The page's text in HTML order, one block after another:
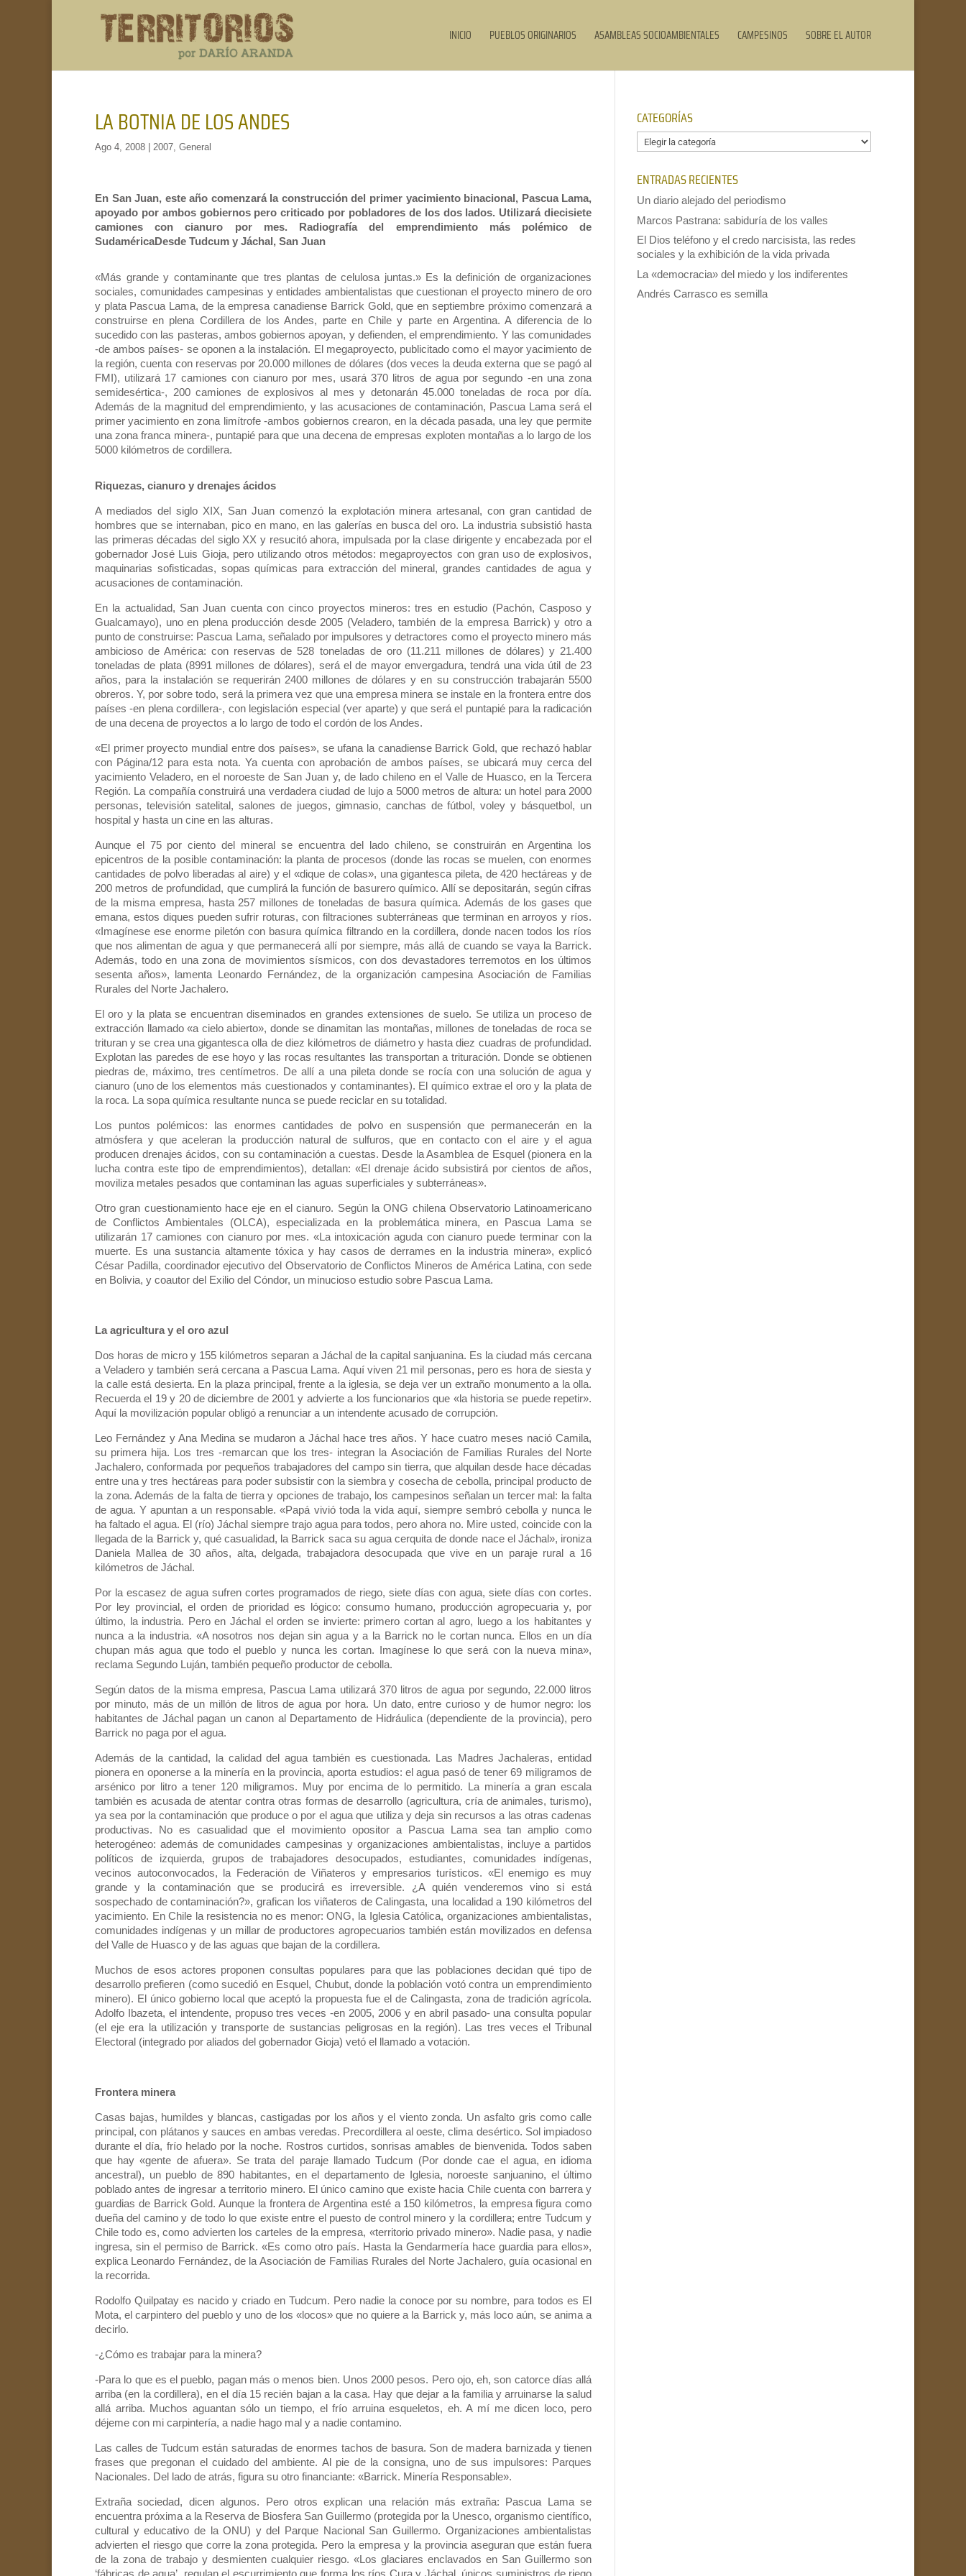
INICIO PUEBLOS ORIGINARIOS ASAMBLEAS SOCIOAMBIENTALES CAMPESINOS SOBRE EL AUTOR
LA BOTNIA DE LOS ANDES
Ago 4, 2008 2007, General
En San Juan, este año comenzará la construcción del primer yacimiento binacional, Pascua Lama,
apoyado por ambos gobiernos pero criticado por pobladores de los dos lados. Utilizará diecisiete
camiones con cianuro por mes. Radiografía del emprendimiento más polémico de
SudaméricaDesde Tudcum y Jáchal, San Juan
«Más grande y contaminante que tres plantas de celulosa juntas.» Es la definición de organizaciones
sociales, comunidades campesinas y entidades ambientalistas que cuestionan el proyecto minero de oro
y plata Pascua Lama, de la empresa canadiense Barrick Gold, que en septiembre próximo comenzará a
construirse en plena Cordillera de los Andes, parte en Chile y parte en Argentina. A diferencia de lo
sucedido con las pasteras, ambos gobiernos apoyan, y defienden, el emprendimiento. Y las comunidades
-de ambos países- se oponen a la instalación. El megaproyecto, publicitado como el mayor yacimiento de
la región, cuenta con reservas por 20.000 millones de dólares (dos veces la deuda externa que se pagó al
FMI), utilizará 17 camiones con cianuro por mes, usará 370 litros de agua por segundo -en una zona
semidesértica-, 200 camiones de explosivos al mes y detonarán 45.000 toneladas de roca por día.
Además de la magnitud del emprendimiento, y las acusaciones de contaminación, Pascua Lama será el
primer yacimiento en zona limítrofe -ambos gobiernos crearon, en la década pasada, una ley que permite
una zona franca minera-, puntapié para que una decena de empresas exploten montañas a lo largo de los
5000 kilómetros de cordillera.
Riquezas, cianuro y drenajes ácidos
A mediados del siglo XIX, San Juan comenzó la explotación minera artesanal, con gran cantidad de
hombres que se internaban, pico en mano, en las galerías en busca del oro. La industria subsistió hasta
las primeras décadas del siglo XX y resucitó ahora, impulsada por la clase dirigente y encabezada por el
gobernador José Luis Gioja, pero utilizando otros métodos: megaproyectos con gran uso de explosivos,
maquinarias sofisticadas, sopas químicas para extracción del mineral, grandes cantidades de agua y
acusaciones de contaminación.
En la actualidad, San Juan cuenta con cinco proyectos mineros: tres en estudio (Pachón, Casposo y
Gualcamayo), uno en plena producción desde 2005 (Veladero, también de la empresa Barrick) y otro a
punto de construirse: Pascua Lama, señalado por impulsores y detractores como el proyecto minero más
ambicioso de América: con reservas de 528 toneladas de oro (11.211 millones de dólares) y 21.400
toneladas de plata (8991 millones de dólares), será el de mayor envergadura, tendrá una vida útil de 23
años, para la instalación se requerirán 2400 millones de dólares y en su construcción trabajarán 5500
obreros. Y, por sobre todo, será la primera vez que una empresa minera se instale en la frontera entre dos
países -en plena cordillera-, con legislación especial (ver aparte) y que será el puntapié para la radicación
de una decena de proyectos a lo largo de todo el cordón de los Andes.
«El primer proyecto mundial entre dos países», se ufana la canadiense Barrick Gold, que rechazó hablar
con Página/12 para esta nota. Ya cuenta con aprobación de ambos países, se ubicará muy cerca del
yacimiento Veladero, en el noroeste de San Juan y, de lado chileno en el Valle de Huasco, en la Tercera
Región. La compañía construirá una verdadera ciudad de lujo a 5000 metros de altura: un hotel para 2000
personas, televisión satelital, salones de juegos, gimnasio, canchas de fútbol, voley y básquetbol, un
hospital y hasta un cine en las alturas.
Aunque el 75 por ciento del mineral se encuentra del lado chileno, se construirán en Argentina los
epicentros de la posible contaminación: la planta de procesos (donde las rocas se muelen, con enormes
cantidades de polvo liberadas al aire) y el «dique de colas», una gigantesca pileta, de 420 hectáreas y de
200 metros de profundidad, que cumplirá la función de basurero químico. Allí se depositarán, según cifras
de la misma empresa, hasta 257 millones de toneladas de basura química. Además de los gases que
emana, estos diques pueden sufrir roturas, con filtraciones subterráneas que terminan en arroyos y ríos.
«Imagínese ese enorme piletón con basura química filtrando en la cordillera, donde nacen todos los ríos
que nos alimentan de agua y que permanecerá allí por siempre, más allá de cuando se vaya la Barrick.
Además, todo en una zona de movimientos sísmicos, con dos devastadores terremotos en los últimos
sesenta años», lamenta Leonardo Fernández, de la organización campesina Asociación de Familias
Rurales del Norte Jachalero.
El oro y la plata se encuentran diseminados en grandes extensiones de suelo. Se utiliza un proceso de
extracción llamado «a cielo abierto», donde se dinamitan las montañas, millones de toneladas de roca se
trituran y se crea una gigantesca olla de diez kilómetros de diámetro y hasta diez cuadras de profundidad.
Explotan las paredes de ese hoyo y las rocas resultantes las transportan a trituración. Donde se obtienen
piedras de, máximo, tres centímetros. De allí a una pileta donde se rocía con una solución de agua y
cianuro (uno de los elementos más cuestionados y contaminantes). El químico extrae el oro y la plata de
la roca. La sopa química resultante nunca se puede reciclar en su totalidad.
Los puntos polémicos: las enormes cantidades de polvo en suspensión que permanecerán en la
atmósfera y que aceleran la producción natural de sulfuros, que en contacto con el aire y el agua
producen drenajes ácidos, con su contaminación a cuestas. Desde la Asamblea de Esquel (pionera en la
lucha contra este tipo de emprendimientos), detallan: «El drenaje ácido subsistirá por cientos de años,
moviliza metales pesados que contaminan las aguas superficiales y subterráneas».
Otro gran cuestionamiento hace eje en el cianuro. Según la ONG chilena Observatorio Latinoamericano
de Conflictos Ambientales (OLCA), especializada en la problemática minera, en Pascua Lama se
utilizarán 17 camiones con cianuro por mes. «La intoxicación aguda con cianuro puede terminar con la
muerte. Es una sustancia altamente tóxica y hay casos de derrames en la industria minera», explicó
César Padilla, coordinador ejecutivo del Observatorio de Conflictos Mineros de América Latina, con sede
en Bolivia, y coautor del Exilio del Cóndor, un minucioso estudio sobre Pascua Lama.
La agricultura y el oro azul
Dos horas de micro y 155 kilómetros separan a Jáchal de la capital sanjuanina. Es la ciudad más cercana
a Veladero y también será cercana a Pascua Lama. Aquí viven 21 mil personas, pero es hora de siesta y
la calle está desierta. En la plaza principal, frente a la iglesia, se deja ver un extraño monumento a la olla.
Recuerda el 19 y 20 de diciembre de 2001 y advierte a los funcionarios que «la historia se puede repetir».
Aquí la movilización popular obligó a renunciar a un intendente acusado de corrupción.
Leo Fernández y Ana Medina se mudaron a Jáchal hace tres años. Y hace cuatro meses nació Camila,
su primera hija. Los tres -remarcan que los tres- integran la Asociación de Familias Rurales del Norte
Jachalero, conformada por pequeños trabajadores del campo sin tierra, que alquilan desde hace décadas
entre una y tres hectáreas para poder subsistir con la siembra y cosecha de cebolla, principal producto de
la zona. Además de la falta de tierra y opciones de trabajo, los campesinos señalan un tercer mal: la falta
de agua. Y apuntan a un responsable. «Papá vivió toda la vida aquí, siempre sembró cebolla y nunca le
ha faltado el agua. El (río) Jáchal siempre trajo agua para todos, pero ahora no. Mire usted, coincide con la
llegada de la Barrick y, qué casualidad, la Barrick saca su agua cerquita de donde nace el Jáchal», ironiza
Daniela Mallea de 30 años, alta, delgada, trabajadora desocupada que vive en un paraje rural a 16
kilómetros de Jáchal.
Por la escasez de agua sufren cortes programados de riego, siete días con agua, siete días con cortes.
Por ley provincial, el orden de prioridad es lógico: consumo humano, producción agropecuaria y, por
último, la industria. Pero en Jáchal el orden se invierte: primero cortan al agro, luego a los habitantes y
nunca a la industria. «A nosotros nos dejan sin agua y a la Barrick no le cortan nunca. Ellos en un día
chupan más agua que todo el pueblo y nunca les cortan. Imagínese lo que será con la nueva mina»,
reclama Segundo Luján, también pequeño productor de cebolla.
Según datos de la misma empresa, Pascua Lama utilizará 370 litros de agua por segundo, 22.000 litros
por minuto, más de un millón de litros de agua por hora. Un dato, entre curioso y de humor negro: los
habitantes de Jáchal pagan un canon al Departamento de Hidráulica (dependiente de la provincia), pero
Barrick no paga por el agua.
Además de la cantidad, la calidad del agua también es cuestionada. Las Madres Jachaleras, entidad
pionera en oponerse a la minería en la provincia, aporta estudios: el agua pasó de tener 69 miligramos de
arsénico por litro a tener 120 miligramos. Muy por encima de lo permitido. La minería a gran escala
también es acusada de atentar contra otras formas de desarrollo (agricultura, cría de animales, turismo),
ya sea por la contaminación que produce o por el agua que utiliza y deja sin recursos a las otras cadenas
productivas. No es casualidad que el movimiento opositor a Pascua Lama sea tan amplio como
heterogéneo: además de comunidades campesinas y organizaciones ambientalistas, incluye a partidos
políticos de izquierda, grupos de trabajadores desocupados, estudiantes, comunidades indígenas,
vecinos autoconvocados, la Federación de Viñateros y empresarios turísticos. «El enemigo es muy
grande y la contaminación que se producirá es irreversible. ¿A quién venderemos vino si está
sospechado de contaminación?», grafican los viñateros de Calingasta, una localidad a 190 kilómetros del
yacimiento. En Chile la resistencia no es menor: ONG, la Iglesia Católica, organizaciones ambientalistas,
comunidades indígenas y un millar de productores agropecuarios también están movilizados en defensa
del Valle de Huasco y de las aguas que bajan de la cordillera.
Muchos de esos actores proponen consultas populares para que las poblaciones decidan qué tipo de
desarrollo prefieren (como sucedió en Esquel, Chubut, donde la población votó contra un emprendimiento
minero). El único gobierno local que aceptó la propuesta fue el de Calingasta, zona de tradición agrícola.
Adolfo Ibazeta, el intendente, propuso tres veces -en 2005, 2006 y en abril pasado- una consulta popular
(el eje era la utilización y transporte de sustancias peligrosas en la región). Las tres veces el Tribunal
Electoral (integrado por aliados del gobernador Gioja) vetó el llamado a votación.
Frontera minera
Casas bajas, humildes y blancas, castigadas por los años y el viento zonda. Un asfalto gris como calle
principal, con plátanos y sauces en ambas veredas. Precordillera al oeste, clima desértico. Sol impiadoso
durante el día, frío helado por la noche. Rostros curtidos, sonrisas amables de bienvenida. Todos saben
que hay «gente de afuera». Se trata del paraje llamado Tudcum (Por donde cae el agua, en idioma
ancestral), un pueblo de 890 habitantes, en el departamento de Iglesia, noroeste sanjuanino, el último
poblado antes de ingresar a territorio minero. El único camino que existe hacia Chile cuenta con barrera y
guardias de Barrick Gold. Aunque la frontera de Argentina esté a 150 kilómetros, la empresa figura como
dueña del camino y de todo lo que existe entre el puesto de control minero y la cordillera; entre Tudcum y
Chile todo es, como advierten los carteles de la empresa, «territorio privado minero». Nadie pasa, y nadie
ingresa, sin el permiso de Barrick. «Es como otro país. Hasta la Gendarmería hace guardia para ellos»,
explica Leonardo Fernández, de la Asociación de Familias Rurales del Norte Jachalero, guía ocasional en
la recorrida.
Rodolfo Quilpatay es nacido y criado en Tudcum. Pero nadie la conoce por su nombre, para todos es El
Mota, el carpintero del pueblo y uno de los «locos» que no quiere a la Barrick y, más loco aún, se anima a
decirlo.
-¿Cómo es trabajar para la minera?
-Para lo que es el pueblo, pagan más o menos bien. Unos 2000 pesos. Pero ojo, eh, son catorce días allá
arriba (en la cordillera), en el día 15 recién bajan a la casa. Hay que dejar a la familia y arruinarse la salud
allá arriba. Muchos aguantan sólo un tiempo, el frío arruina esqueletos, eh. A mí me dicen loco, pero
déjeme con mi carpintería, a nadie hago mal y a nadie contamino.
Las calles de Tudcum están saturadas de enormes tachos de basura. Son de madera barnizada y tienen
frases que pregonan el cuidado del ambiente. Al pie de la consigna, uno de sus impulsores: Parques
Nacionales. Del lado de atrás, figura su otro financiante: «Barrick. Minería Responsable».
Extraña sociedad, dicen algunos. Pero otros explican una relación más extraña: Pascua Lama se
encuentra próxima a la Reserva de Biosfera San Guillermo (protegida por la Unesco, organismo científico,
cultural y educativo de la ONU) y del Parque Nacional San Guillermo. Organizaciones ambientalistas
advierten el riesgo que corre la zona protegida. Pero la empresa y la provincia aseguran que están fuera
de la zona de trabajo y desmienten cualquier riesgo. «Los glaciares enclavados en San Guillermo son
‘fábricas de agua’, regulan el escurrimiento que forma los ríos Cura y Jáchal, únicos suministros de riego
CATEGORÍAS
Categorías
ENTRADAS RECIENTES
Un diario alejado del periodismo
Marcos Pastrana: sabiduría de los valles
El Dios teléfono y el credo narcisista, las redes
sociales y la exhibición de la vida privada
La «democracia» del miedo y los indiferentes
Andrés Carrasco es semilla